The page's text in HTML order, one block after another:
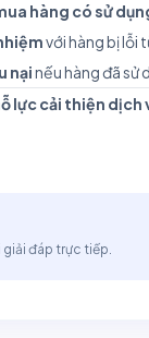
hàng có sử
với hàng bị lỗi
nạinếu hàng đã sử
lực cải thiện dịch
giải đáp trực tiếp.